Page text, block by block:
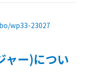
wp33-23027
ャー)につい